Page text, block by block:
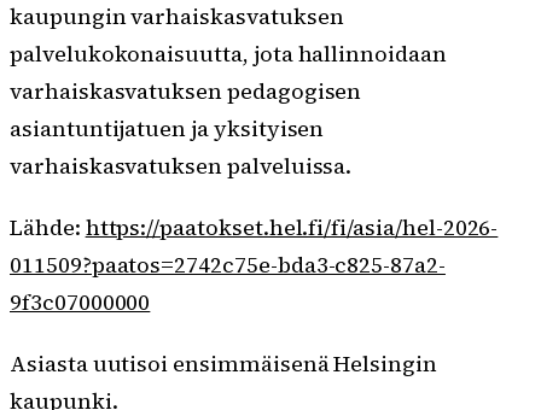
kaupungin varhaiskasvatuksen
palvelukokonaisuutta, jota hallinnoidaan
varhaiskasvatuksen pedagogisen
asiantuntijatuen ja yksityisen
varhaiskasvatuksen palveluissa.
Lähde: https://paatokset.hel.fi/fi/asia/hel-2026-
011509?paatos=2742c75e-bda3-c825-87a2-
9f3c07000000
Asiasta uutisoi ensimmäisenä Helsingin
kaupunki.